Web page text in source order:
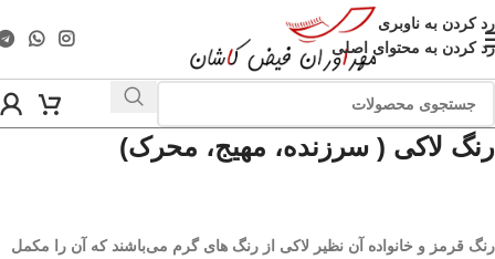
رد کردن به ناوبری
رد کردن به محتوای اصلی
رنگ لاکی ( سرزنده، مهیج، محرک)
رنگ قرمز و خانواده‌ آن نظیر لاکی از رنگ های گرم می‌باشند که آن را مکمل